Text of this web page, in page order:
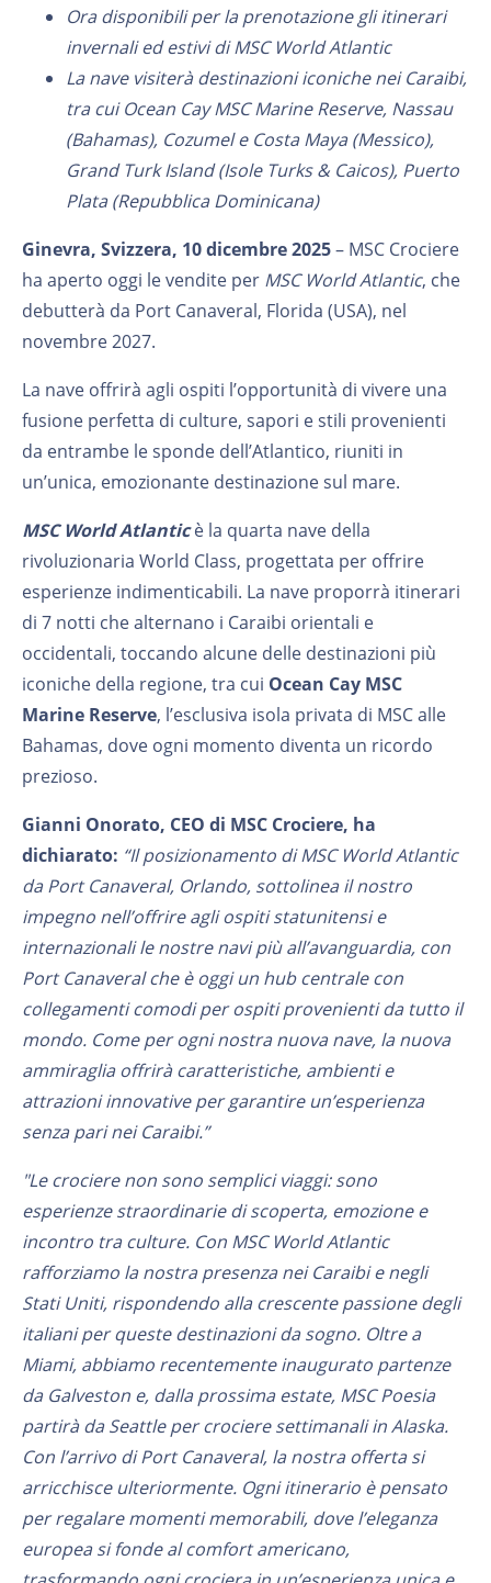
Ora disponibili per la prenotazione gli itinerari
invernali ed estivi di MSC World Atlantic
La nave visiterà destinazioni iconiche nei Caraibi,
tra cui Ocean Cay MSC Marine Reserve, Nassau
(Bahamas), Cozumel e Costa Maya (Messico),
Grand Turk Island (Isole Turks & Caicos), Puerto
Plata (Repubblica Dominicana)
Ginevra, Svizzera, 10 dicembre 2025– MSC Crociere
ha aperto oggi le vendite per MSC World Atlantic, che
debutterà da Port Canaveral, Florida (USA), nel
novembre 2027.
La nave offrirà agli ospiti l’opportunità di vivere una
fusione perfetta di culture, sapori e stili provenienti
da entrambe le sponde dell’Atlantico, riuniti in
un’unica, emozionante destinazione sul mare.
MSC World Atlanticè la quarta nave della
rivoluzionaria World Class, progettata per offrire
esperienze indimenticabili. La nave proporrà itinerari
di 7 notti che alternano i Caraibi orientali e
occidentali, toccando alcune delle destinazioni più
iconiche della regione, tra cui Ocean Cay MSC
Marine Reserve, l’esclusiva isola privata di MSC alle
Bahamas, dove ogni momento diventa un ricordo
prezioso.
Gianni Onorato, CEO di MSC Crociere, ha
dichiarato: “Il posizionamento di MSC World Atlantic
da Port Canaveral, Orlando, sottolinea il nostro
impegno nell’offrire agli ospiti statunitensi e
internazionali le nostre navi più all’avanguardia, con
Port Canaveral che è oggi un hub centrale con
collegamenti comodi per ospiti provenienti da tutto il
mondo. Come per ogni nostra nuova nave, la nuova
ammiraglia offrirà caratteristiche, ambienti e
attrazioni innovative per garantire un’esperienza
senza pari nei Caraibi.”
"Le crociere non sono semplici viaggi: sono
esperienze straordinarie di scoperta, emozione e
incontro tra culture. Con MSC World Atlantic
rafforziamo la nostra presenza nei Caraibi e negli
Stati Uniti, rispondendo alla crescente passione degli
italiani per queste destinazioni da sogno. Oltre a
Miami, abbiamo recentemente inaugurato partenze
da Galveston e, dalla prossima estate, MSC Poesia
partirà da Seattle per crociere settimanali in Alaska.
Con l’arrivo di Port Canaveral, la nostra offerta si
arricchisce ulteriormente. Ogni itinerario è pensato
per regalare momenti memorabili, dove l’eleganza
europea si fonde al comfort americano,